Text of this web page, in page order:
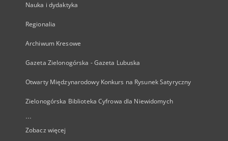
Nauka i dydaktyka
Regionalia
Archiwum Kresowe
Gazeta Zielonogórska - Gazeta Lubuska
Otwarty Międzynarodowy Konkurs na Rysunek Satyryczny
Zielonogórska Biblioteka Cyfrowa dla Niewidomych
...
Zobacz więcej